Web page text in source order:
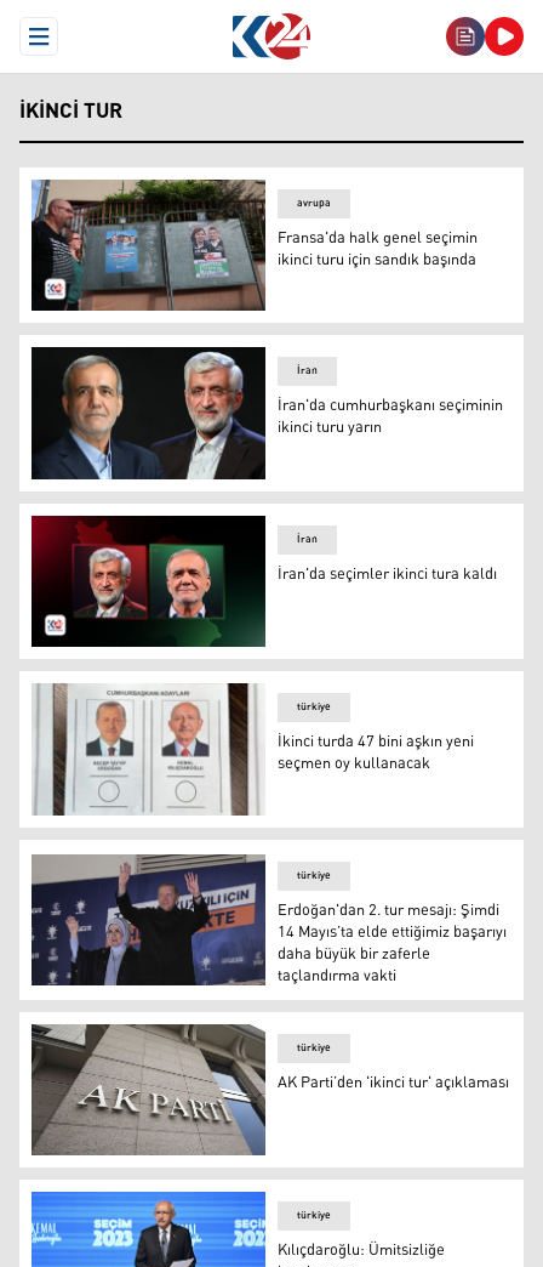
Open Menu
IKINCI TUR
Fransa'da halk genel seçimin ikinci turu için sandık
avrupa
Fransa'da halk genel seçimin
ikinci turu için sandık başında
Mesud Pezeşkiyan ve Said Celili
İran
İran'da cumhurbaşkanı seçiminin
ikinci turu yarın
İran'da seçimler ikinci tura kaldı
İran
İran'da seçimler ikinci tura kaldı
İkinci turda 47 bini aşkın yeni seçmen oy kullanacak
türkiye
İkinci turda 47 bini aşkın yeni
seçmen oy kullanacak
Foto: AA
türkiye
Erdoğan'dan 2. tur mesajı: Şimdi
14 Mayıs’ta elde ettiğimiz başarıyı
daha büyük bir zaferle
taçlandırma vakti
AK Parti’den 'ikinci tur' açıklaması
türkiye
AK Parti’den 'ikinci tur' açıklaması
türkiye
Kılıçdaroğlu: Ümitsizliğe